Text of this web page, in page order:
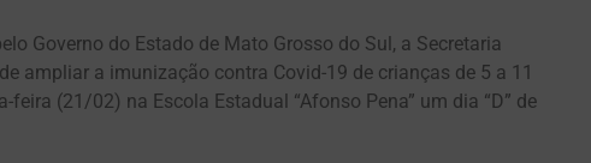
Governo do Estado de Mato Grosso do Sul, a Secretaria
ampliar a imunização contra Covid-19 de crianças de 5 a 11
feira (21/02) na Escola Estadual “Afonso Pena” um dia “D” de